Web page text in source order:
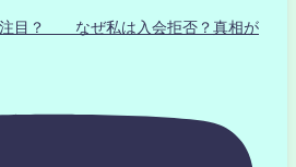
注目？ なぜ私は入会拒否？真相が